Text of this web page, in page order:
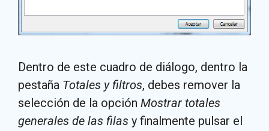
Dentro de este cuadro de diálogo, dentro la
pestaña Totales y filtros, debes remover la
selección de la opción Mostrar totales
generales de las filas y finalmente pulsar el